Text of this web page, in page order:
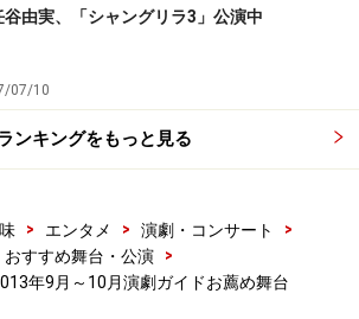
た。
、夏菜と本谷で舞台やるって
毒」
谷由実、「シャングリラ3」公演中
07/10
ンキングをもっと見る
> エンタメ > 演劇・コンサート
>
おすすめ舞台・公演
>
年9月～10月演劇ガイドお薦め舞台